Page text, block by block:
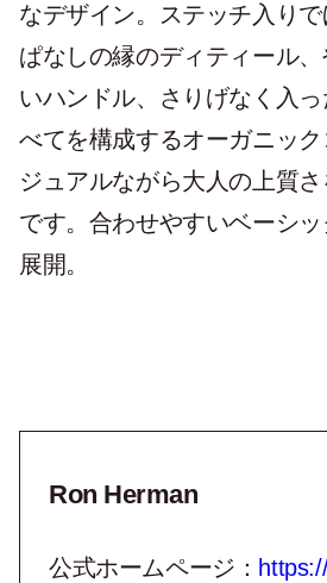
なデザイン。ステッチ入り
ぱなしの縁のディティール
いハンドル、さりげなく入
べてを構成するオーガニッ
ジュアルながら大人の上質
です。合わせやすいベーシ
展開。
Ron Herman
公式ホームページ：